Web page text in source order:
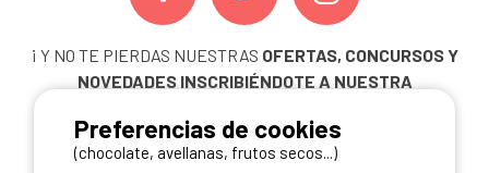
¡ Y NO TE PIERDAS NUESTRAS OFERTAS, CONCURSOS Y
NOVEDADES INSCRIBIÉNDOTE A NUESTRA
ME INSCRIBO
Preferencias de cookies
(chocolate, avellanas, frutos secos...)